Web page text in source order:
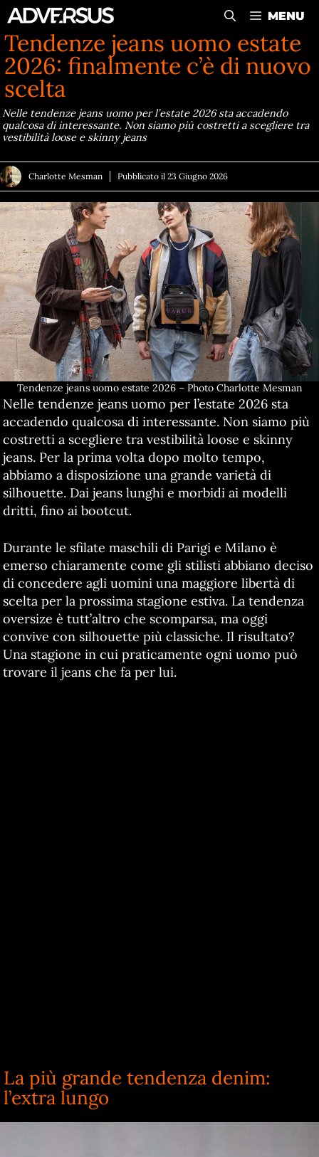
Vai
al
contenuto
MENU
Tendenze jeans uomo estate
2026: finalmente c’è di nuovo
scelta
Nelle tendenze jeans uomo per l’estate 2026 sta accadendo
qualcosa di interessante. Non siamo più costretti a scegliere tra
vestibilità loose e skinny jeans
Charlotte Mesman Pubblicato il 23 Giugno 2026
Tendenze jeans uomo estate 2026 – Photo Charlotte Mesman
Nelle tendenze jeans uomo per l’estate 2026 sta
accadendo qualcosa di interessante. Non siamo più
costretti a scegliere tra vestibilità loose e skinny
jeans. Per la prima volta dopo molto tempo,
abbiamo a disposizione una grande varietà di
silhouette. Dai jeans lunghi e morbidi ai modelli
dritti, fino ai bootcut.
Durante le sfilate maschili di Parigi e Milano è
emerso chiaramente come gli stilisti abbiano deciso
di concedere agli uomini una maggiore libertà di
scelta per la prossima stagione estiva. La tendenza
oversize è tutt’altro che scomparsa, ma oggi
convive con silhouette più classiche. Il risultato?
Una stagione in cui praticamente ogni uomo può
trovare il jeans che fa per lui.
La più grande tendenza denim:
l’extra lungo